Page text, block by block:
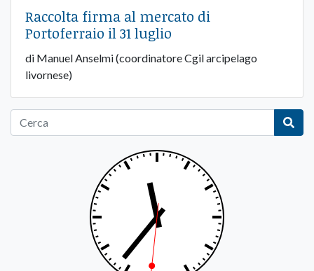
Raccolta firma al mercato di
Portoferraio il 31 luglio
di Manuel Anselmi (coordinatore Cgil arcipelago
livornese)